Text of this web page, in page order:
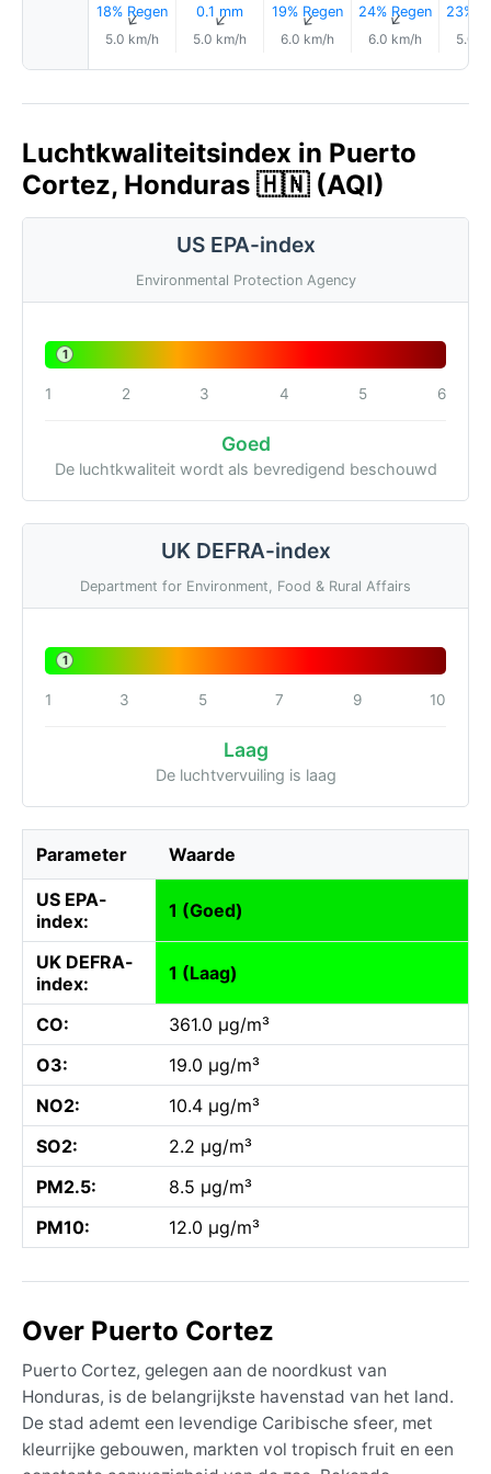
18% Regen
↑
5.0 km/h
0.1 mm
↑
5.0 km/h
19% Regen
↑
6.0 km/h
24% Regen
↑
6.0 km/h
23%
5.0
Luchtkwaliteitsindex in Puerto
Cortez, Honduras 🇭🇳 (AQI)
US EPA-index
Environmental Protection Agency
1
1 2 3 4 5 6
Goed
De luchtkwaliteit wordt als bevredigend beschouwd
UK DEFRA-index
Department for Environment, Food & Rural Affairs
1
1 3 5 7 9 10
Laag
De luchtvervuiling is laag
Parameter Waarde
US EPA-
index:
1 (Goed)
UK DEFRA-
index:
1 (Laag)
CO:
361.0 µg/m³
O3:
19.0 µg/m³
NO2:
10.4 µg/m³
SO2:
2.2 µg/m³
PM2.5:
8.5 µg/m³
PM10:
12.0 µg/m³
Over Puerto Cortez
Puerto Cortez, gelegen aan de noordkust van
Honduras, is de belangrijkste havenstad van het land.
De stad ademt een levendige Caribische sfeer, met
kleurrijke gebouwen, markten vol tropisch fruit en een